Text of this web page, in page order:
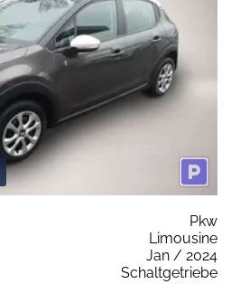
Pkw
Limousine
Jan / 2024
Schaltgetriebe